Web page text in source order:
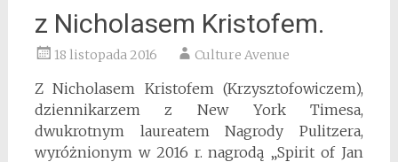
z Nicholasem Kristofem.
18 listopada 2016 Culture Avenue
Z Nicholasem Kristofem (Krzysztofowiczem),
dziennikarzem z New York Timesa,
dwukrotnym laureatem Nagrody Pulitzera,
wyróżnionym w 2016 r. nagrodą „Spirit of Jan